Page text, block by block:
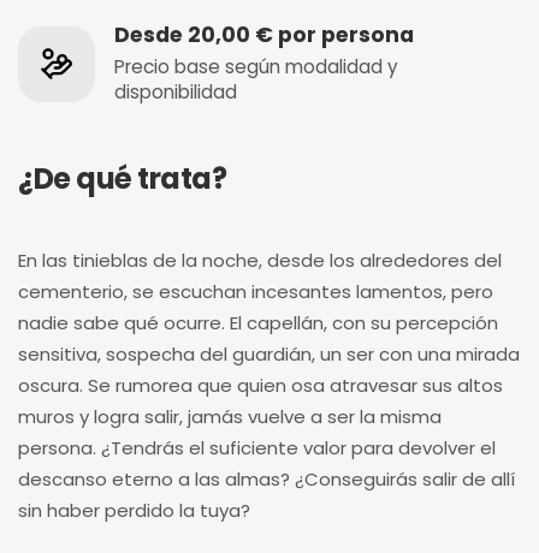
Desde 20,00 € por persona
Precio base según modalidad y
disponibilidad
¿De qué trata?
En las tinieblas de la noche, desde los alrededores del
cementerio, se escuchan incesantes lamentos, pero
nadie sabe qué ocurre. El capellán, con su percepción
sensitiva, sospecha del guardián, un ser con una mirada
oscura. Se rumorea que quien osa atravesar sus altos
muros y logra salir, jamás vuelve a ser la misma
persona. ¿Tendrás el suficiente valor para devolver el
descanso eterno a las almas? ¿Conseguirás salir de allí
sin haber perdido la tuya?